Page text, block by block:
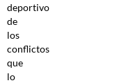
deportivo
de
los
conflictos
que
lo